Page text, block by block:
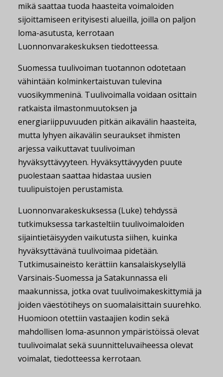
mikä saattaa tuoda haasteita voimaloiden
sijoittamiseen erityisesti alueilla, joilla on paljon
loma-asutusta, kerrotaan
Luonnonvarakeskuksen tiedotteessa.
Suomessa tuulivoiman tuotannon odotetaan
vähintään kolminkertaistuvan tulevina
vuosikymmeninä. Tuulivoimalla voidaan osittain
ratkaista ilmastonmuutoksen ja
energiariippuvuuden pitkän aikavälin haasteita,
mutta lyhyen aikavälin seuraukset ihmisten
arjessa vaikuttavat tuulivoiman
hyväksyttävyyteen. Hyväksyttävyyden puute
puolestaan saattaa hidastaa uusien
tuulipuistojen perustamista.
Luonnonvarakeskuksessa (Luke) tehdyssä
tutkimuksessa tarkasteltiin tuulivoimaloiden
sijaintietäisyyden vaikutusta siihen, kuinka
hyväksyttävänä tuulivoimaa pidetään.
Tutkimusaineisto kerättiin kansalaiskyselyllä
Varsinais-Suomessa ja Satakunnassa eli
maakunnissa, jotka ovat tuulivoimakeskittymiä ja
joiden väestötiheys on suomalaisittain suurehko.
Huomioon otettiin vastaajien kodin sekä
mahdollisen loma-asunnon ympäristöissä olevat
tuulivoimalat sekä suunnitteluvaiheessa olevat
voimalat, tiedotteessa kerrotaan.